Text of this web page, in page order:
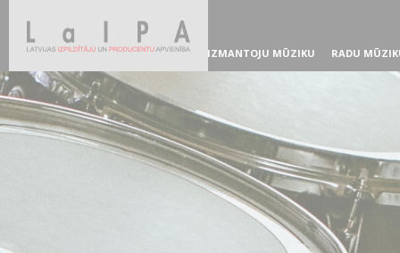
IZMANTOJU MŪZIKU RADU